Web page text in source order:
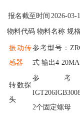
报名截至时间 2026-03-
物料代码 物料名称 规
振动传
感器
参考型号：
式 输出4-20MA
转数探
头
参
2个固定螺母